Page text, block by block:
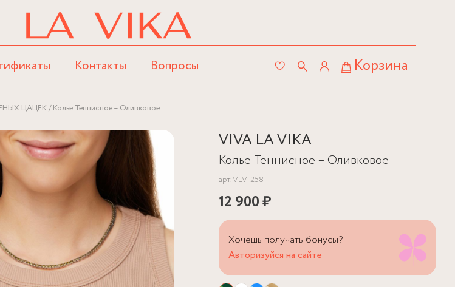
Контакты Вопросы Корзина
ЦАЦЕК Колье Теннисное – Оливковое
VIVA LA VIKA
Колье Теннисное – Оливковое
арт.VLV-258
12 900 ₽
Хочешь получать бонусы?
Авторизуйся на сайте